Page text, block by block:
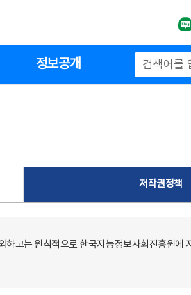
정보공개
저작권정책
고는 원칙적으로 한국지능정보사회진흥원에